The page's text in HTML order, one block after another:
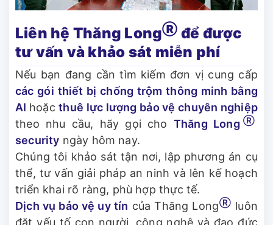
Liên hệ Thăng LongⓇ để được
tư vấn và khảo sát miễn phí
Nếu bạn đang cần tìm kiếm đơn vị cung cấp
các gói thiết bị chống trộm thông minh bằng
AI hoặcthuê lực lượng bảo vệ chuyên nghiệp
theo nhu cầu, hãy gọi cho Thăng Long Ⓡ
security ngày hôm nay.
Chúng tôi khảo sát tận nơi, lập phương án cụ
thể, tư vấn giải pháp an ninh và lên kế hoạch
triển khai rõ ràng, phù hợp thực tế.
Dịch vụ bảo vệ uy tín của Thăng LongⓇ luôn
đặt yếu tố con người, công nghệ và đạo đức